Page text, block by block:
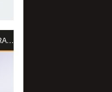
2026 FUERTEVENTURA PWA GRAND SLAM